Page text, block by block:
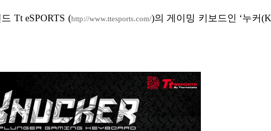
Tt eSPORTS (http://www.ttesports.com/)의 게이밍 키보드인 ‘누커